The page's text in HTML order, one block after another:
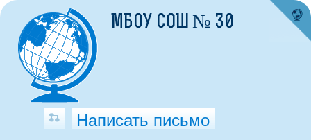
МБОУ СОШ № 30
Написать письмо